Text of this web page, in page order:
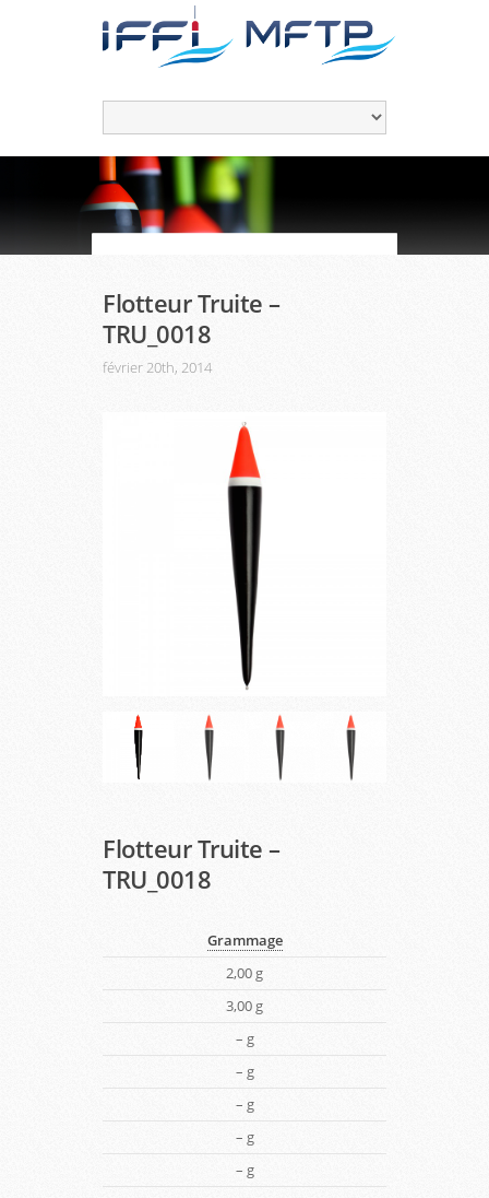
Flotteur Truite –
TRU_0018
février 20th, 2014
Flotteur Truite –
TRU_0018
Grammage
2,00 g
3,00 g
– g
– g
– g
– g
– g